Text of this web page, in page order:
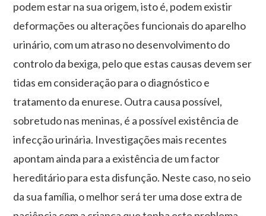
podem estar na sua origem, isto é, podem existir
deformações ou alterações funcionais do aparelho
urinário, com um atraso no desenvolvimento do
controlo da bexiga, pelo que estas causas devem ser
tidas em consideração para o diagnóstico e
tratamento da enurese. Outra causa possível,
sobretudo nas meninas, é a possível existência de
infecção urinária. Investigações mais recentes
apontam ainda para a existência de um factor
hereditário para esta disfunção. Neste caso, no seio
da sua família, o melhor será ter uma dose extra de